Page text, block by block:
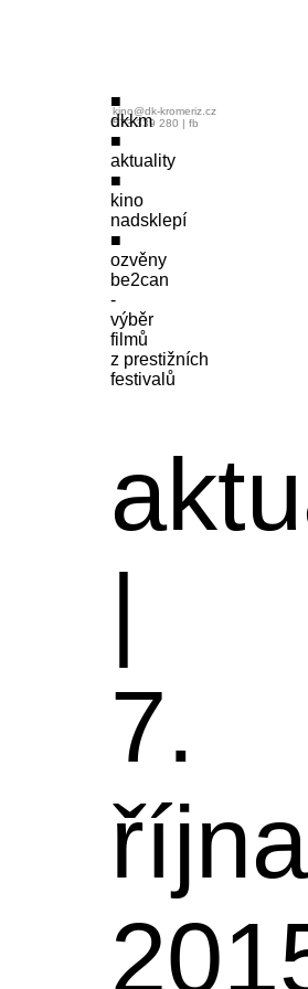
dkkm
aktuality
kino
nadsklepí
ozvěny
be2can
-
výběr
filmů
z prestižních
festivalů
|
7.
října
kino@dk-kromeriz.cz
573 339 280 | fb